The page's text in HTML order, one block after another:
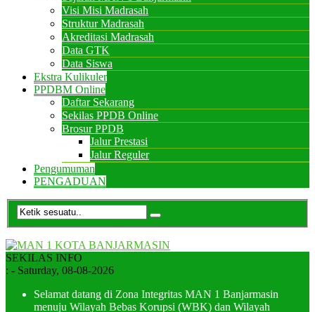
Visi Misi Madrasah
Struktur Madrasah
Akreditasi Madrasah
Data GTK
Data Siswa
Ekstra Kulikuler
PPDBM Online
Daftar Sekarang
Sekilas PPDB Online
Brosur PPDB
Jalur Prestasi
Jalur Reguler
Pengumuman
PENGADUAN
SEKILAS INFO
: - Saturday, 08-08-2026
Selamat datang di Zona Integritas MAN 1 Banjarmasin
menuju Wilayah Bebas Korupsi (WBK) dan Wilayah